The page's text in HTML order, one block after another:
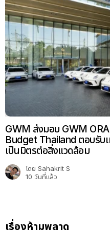
GWM ส่งมอบ GWM ORA
Budget Thailand ตอบรับ
เป็นมิตรต่อสิ่งแวดล้อม
โดย Sahakrit S
10 วันที่แล้ว
เรื่องห้ามพลาด